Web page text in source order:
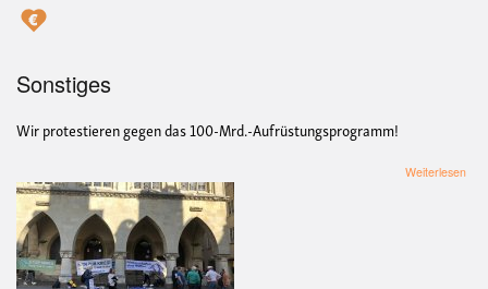
Sonstiges
Wir protestieren gegen das 100-Mrd.-Aufrüstungsprogramm!
Weiterlesen